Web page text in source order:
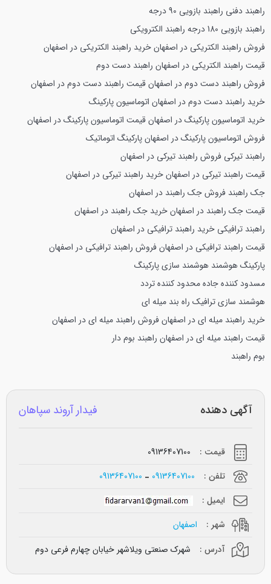
راهبند دفنی راهبند بازویی 90 درجه
راهبند بازویی 180 درجه
راهبند الکترویکی
فروش راهبند الکتریکی در اصفهانخرید راهبند الکتریکی در اصفهان
قیمت راهبند الکتریکی در اصفهان راهبند دست دوم
فروش راهبند دست دوم در اصفهانقیمت راهبند دست دوم در اصفهان
خرید راهبند دست دوم در اصفهان اتوماسیون پارکینگ
خرید اتوماسیون پارکینگ در اصفهانقیمت اتوماسیون پارکینگ در اصفهان
فروش اتوماسیون پارکینگ در اصفهانپارکینگ اتوماتیک
راهبند تیرکی فروش راهبند تیرکی در اصفهان
قیمت راهبند تیرکی در اصفهانخرید راهبند تیرکی در اصفهان
جک راهبند فروش جک راهبند در اصفهان
قیمت جک راهبند در اصفهانخرید جک راهبند در اصفهان
راهبند ترافیکی خرید راهبند ترافیکی در اصفهان
قیمت راهبند ترافیکی در اصفهانفروش راهبند ترافیکی در اصفهان
پارکینگ هوشمند هوشمند سازی پارکینگ
مسدود کننده جادهمحدود کننده تردد
هوشمند سازی ترافیک راه بند میله ای
خرید راهبند میله ای در اصفهانفروش راهبند میله ای در اصفهان
قیمت راهبند میله ای در اصفهان راهبند بوم دار
بوم راهبند
آگهی دهنده فیدار آروند سپاهان
قیمت :
09136407100
تلفن :
09136407100
09136407100
ایمیل :
شهر :
اصفهان
آدرس :
شهرک صنعتی ویلاشهر خیابان چهارم فرعی دوم